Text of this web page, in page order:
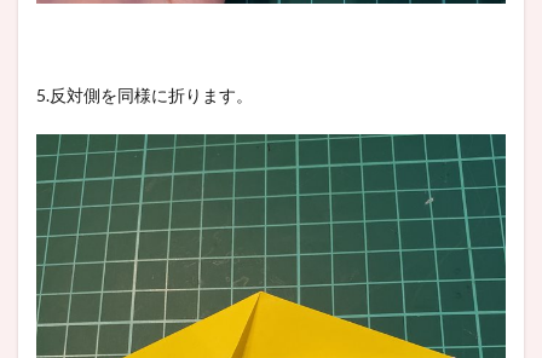
5.反対側を同様に折ります。